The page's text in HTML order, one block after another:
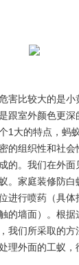
害比较大的是
跟室外颜色更
1大的特点，蚂
的组织性和社
的。我们在外面
。家庭装修防
进行喷药（具
的墙面）。根
我们所采取的
理外面的工蚁，